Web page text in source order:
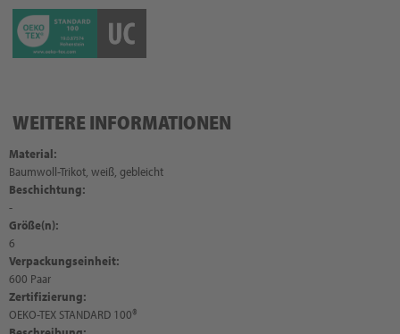
WEITERE INFORMATIONEN
Material:
Baumwoll-Trikot, weiß, gebleicht
Beschichtung:
-
Größe(n):
6
Verpackungseinheit:
600 Paar
Zertifizierung:
OEKO-TEX STANDARD 100®